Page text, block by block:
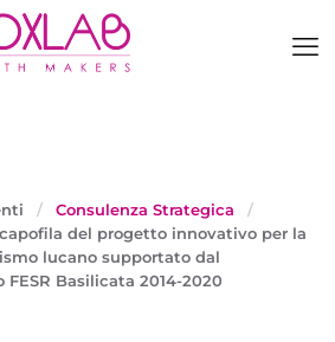
/ Consulenza Strategica
/
del progetto innovativo per la
lucano supportato dal
Basilicata 2014-2020